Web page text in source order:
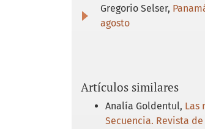
Gregorio Selser,
agosto
Artículos similares
Analía Goldentul, Las
Secuencia. Revista